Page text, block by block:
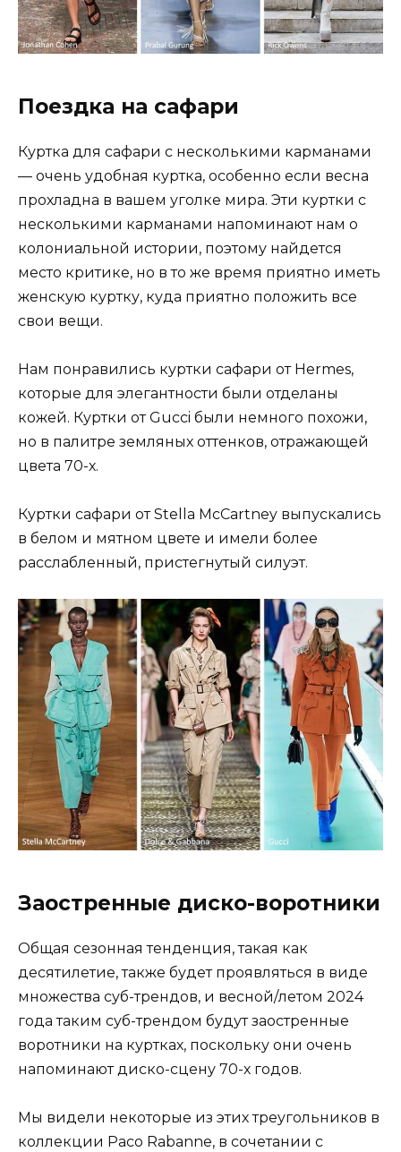
Поездка на сафари
Куртка для сафари с несколькими карманами
— очень удобная куртка, особенно если весна
прохладна в вашем уголке мира. Эти куртки с
несколькими карманами напоминают нам о
колониальной истории, поэтому найдется
место критике, но в то же время приятно иметь
женскую куртку, куда приятно положить все
свои вещи.
Нам понравились куртки сафари от Hermes,
которые для элегантности были отделаны
кожей. Куртки от Gucci были немного похожи,
но в палитре земляных оттенков, отражающей
цвета 70-х.
Куртки сафари от Stella McCartney выпускались
в белом и мятном цвете и имели более
расслабленный, пристегнутый силуэт.
Заостренные диско-воротники
Общая сезонная тенденция, такая как
десятилетие, также будет проявляться в виде
множества суб-трендов, и весной/летом 2024
года таким суб-трендом будут заостренные
воротники на куртках, поскольку они очень
напоминают диско-сцену 70-х годов.
Мы видели некоторые из этих треугольников в
коллекции Paco Rabanne, в сочетании с